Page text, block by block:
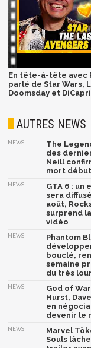
En tête-à-tête avec
parlé de Star Wars,
Doomsday et
AUTRES NEWS
NEWS
The
des
Neill
mort
NEWS
GTA 6 : un
sera
août,
surprend
vidéo
NEWS
Phantom
bouclé,
semaine
du très
NEWS
God of
Hurst,
en
devenir le
NEWS
Marvel
Souls